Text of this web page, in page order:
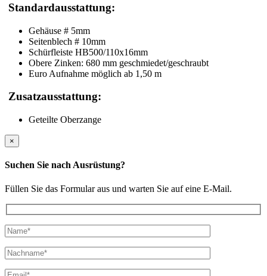
Standardausstattung:
Gehäuse # 5mm
Seitenblech # 10mm
Schürfleiste HB500/110x16mm
Obere Zinken: 680 mm geschmiedet/geschraubt
Euro Aufnahme möglich ab 1,50 m
Zusatzausstattung:
Geteilte Oberzange
×
Suchen Sie nach Ausrüstung?
Füllen Sie das Formular aus und warten Sie auf eine E-Mail.